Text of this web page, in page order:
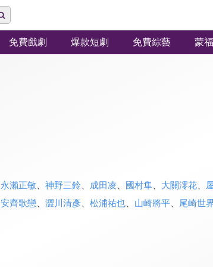
免費戲劇 爆款短劇 免費綜藝 蒙
永瀨正敏、 神野三鈴 成田凌 國村隼、 大關澪花、
安齊歌戀、 澀川清彥、 松浦祐也、 山崎將平、 尾崎世